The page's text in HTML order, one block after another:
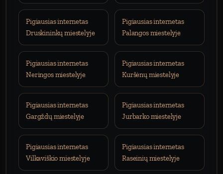
Pigiausias internetas
Druskininkų miestelyje
Pigiausias internetas
Palangos miestelyje
Pigiausias internetas
Neringos miestelyje
Pigiausias internetas
Kuršėnų miestelyje
Pigiausias internetas
Gargždų miestelyje
Pigiausias internetas
Jurbarko miestelyje
Pigiausias internetas
Vilkaviškio miestelyje
Pigiausias internetas
Raseinių miestelyje